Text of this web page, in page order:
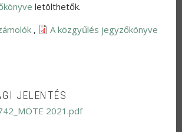
letölthetők.
, A közgyűlés jegyzőkönyve
JELENTÉS
2021.pdf